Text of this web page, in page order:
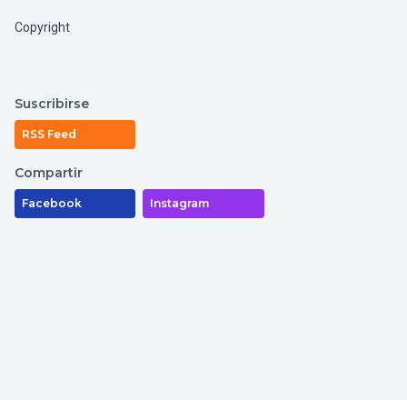
Copyright
Suscribirse
RSS Feed
Compartir
Facebook Instagram